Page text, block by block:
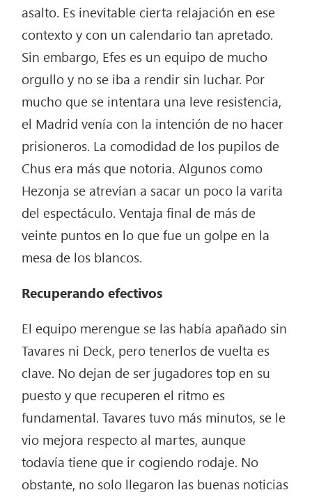
asalto. Es inevitable cierta relajación en ese
contexto y con un calendario tan apretado.
Sin embargo, Efes es un equipo de mucho
orgullo y no se iba a rendir sin luchar. Por
mucho que se intentara una leve resistencia,
el Madrid venía con la intención de no hacer
prisioneros. La comodidad de los pupilos de
Chus era más que notoria. Algunos como
Hezonja se atrevían a sacar un poco la varita
del espectáculo. Ventaja final de más de
veinte puntos en lo que fue un golpe en la
mesa de los blancos.
Recuperando efectivos
El equipo merengue se las había apañado sin
Tavares ni Deck, pero tenerlos de vuelta es
clave. No dejan de ser jugadores top en su
puesto y que recuperen el ritmo es
fundamental. Tavares tuvo más minutos, se le
vio mejora respecto al martes, aunque
todavía tiene que ir cogiendo rodaje. No
obstante, no solo llegaron las buenas noticias